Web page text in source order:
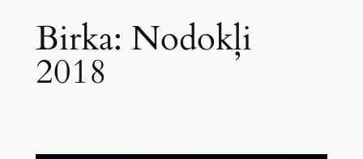
Birka: Nodokļi
2018